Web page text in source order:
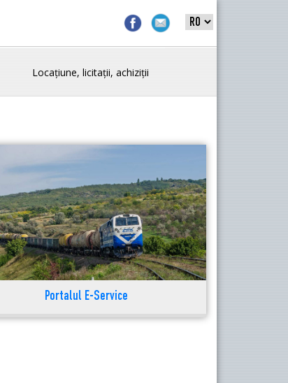
Locațiune, licitații, achiziții
Portalul E-Service